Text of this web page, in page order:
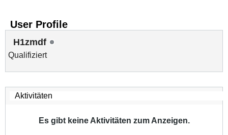
User Profile
H1zmdf
Qualifiziert
Es gibt keine Aktivitäten zum Anzeigen.